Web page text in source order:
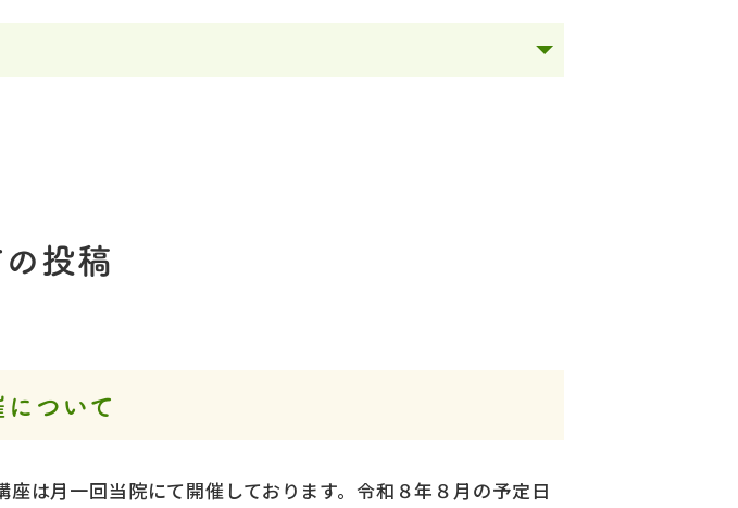
投稿
ついて
は月一回当院にて開催しております。令和８年８月の予定日